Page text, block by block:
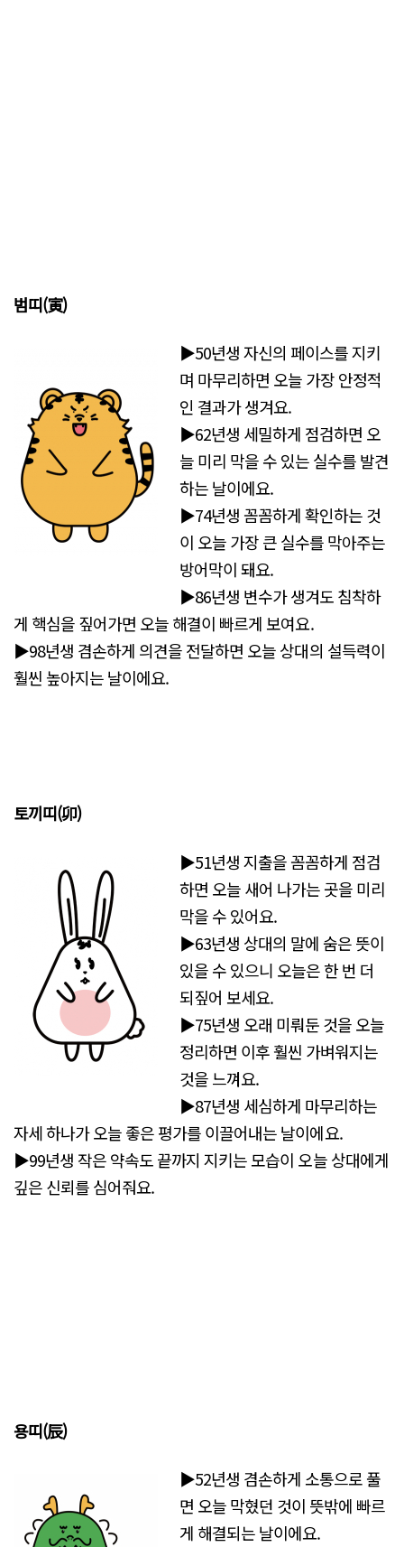
범띠(寅)
▶50년생 자신의 페이스를 지키
며 마무리하면 오늘 가장 안정적
인 결과가 생겨요.
▶62년생 세밀하게 점검하면 오
늘 미리 막을 수 있는 실수를 발견
하는 날이에요.
▶74년생 꼼꼼하게 확인하는 것
이 오늘 가장 큰 실수를 막아주는
방어막이 돼요.
▶86년생 변수가 생겨도 침착하
게 핵심을 짚어가면 오늘 해결이 빠르게 보여요.
▶98년생 겸손하게 의견을 전달하면 오늘 상대의 설득력이
훨씬 높아지는 날이에요.
토끼띠(卯)
▶51년생 지출을 꼼꼼하게 점검
하면 오늘 새어 나가는 곳을 미리
막을 수 있어요.
▶63년생 상대의 말에 숨은 뜻이
있을 수 있으니 오늘은 한 번 더
되짚어 보세요.
▶75년생 오래 미뤄둔 것을 오늘
정리하면 이후 훨씬 가벼워지는
것을 느껴요.
▶87년생 세심하게 마무리하는
자세 하나가 오늘 좋은 평가를 이끌어내는 날이에요.
▶99년생 작은 약속도 끝까지 지키는 모습이 오늘 상대에게
깊은 신뢰를 심어줘요.
용띠(辰)
▶52년생 겸손하게 소통으로 풀
면 오늘 막혔던 것이 뜻밖에 빠르
게 해결되는 날이에요.